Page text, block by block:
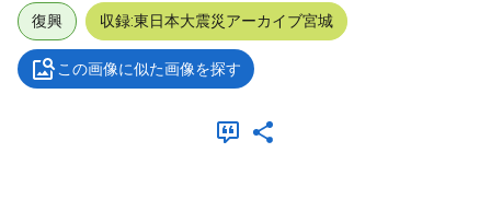
復興 収録:東日本大震災アーカイブ宮城
この画像に似た画像を探す